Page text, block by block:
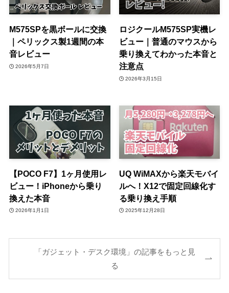
M575SPを黒ボールに交換
｜ペリックス製1週間の本
音レビュー
2026年5月7日
ロジクールM575SP実機レ
ビュー｜普通のマウスから
乗り換えてわかった本音と
注意点
2026年3月15日
【POCO F7】1ヶ月使用レ
ビュー！iPhoneから乗り
換えた本音
2026年1月1日
UQ WiMAXから楽天モバイ
ルへ！X12で固定回線化す
る乗り換え手順
2025年12月28日
「ガジェット・デスク環境」の記事をもっと見
る